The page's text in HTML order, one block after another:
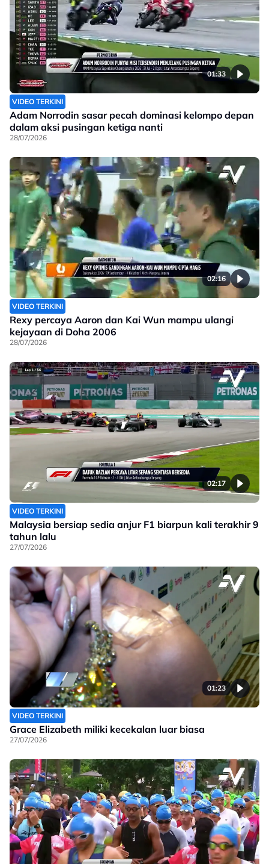
01:33
VIDEO TERKINI
Adam Norrodin sasar pecah dominasi kelompo depan
dalam aksi pusingan ketiga nanti
28/07/2026
02:16
VIDEO TERKINI
Rexy percaya Aaron dan Kai Wun mampu ulangi
kejayaan di Doha 2006
28/07/2026
02:17
VIDEO TERKINI
Malaysia bersiap sedia anjur F1 biarpun kali terakhir 9
tahun lalu
27/07/2026
01:23
VIDEO TERKINI
Grace Elizabeth miliki kecekalan luar biasa
27/07/2026